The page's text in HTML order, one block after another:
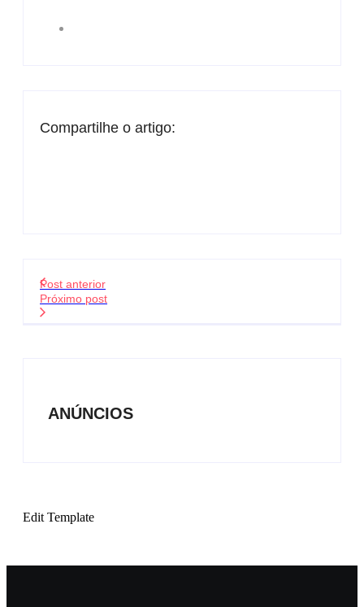
Compartilhe o artigo:
Post anterior
Próximo post
ANÚNCIOS
Edit Template